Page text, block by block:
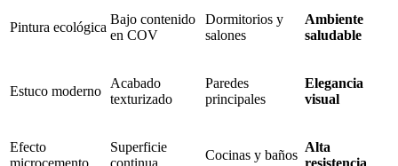
Pintura ecológica
Bajo contenido
en COV
Dormitorios y
salones
Ambiente
saludable
Estuco moderno
Acabado
texturizado
Paredes
principales
Elegancia
visual
Efecto
Superficie
Cocinas y baños
Alta